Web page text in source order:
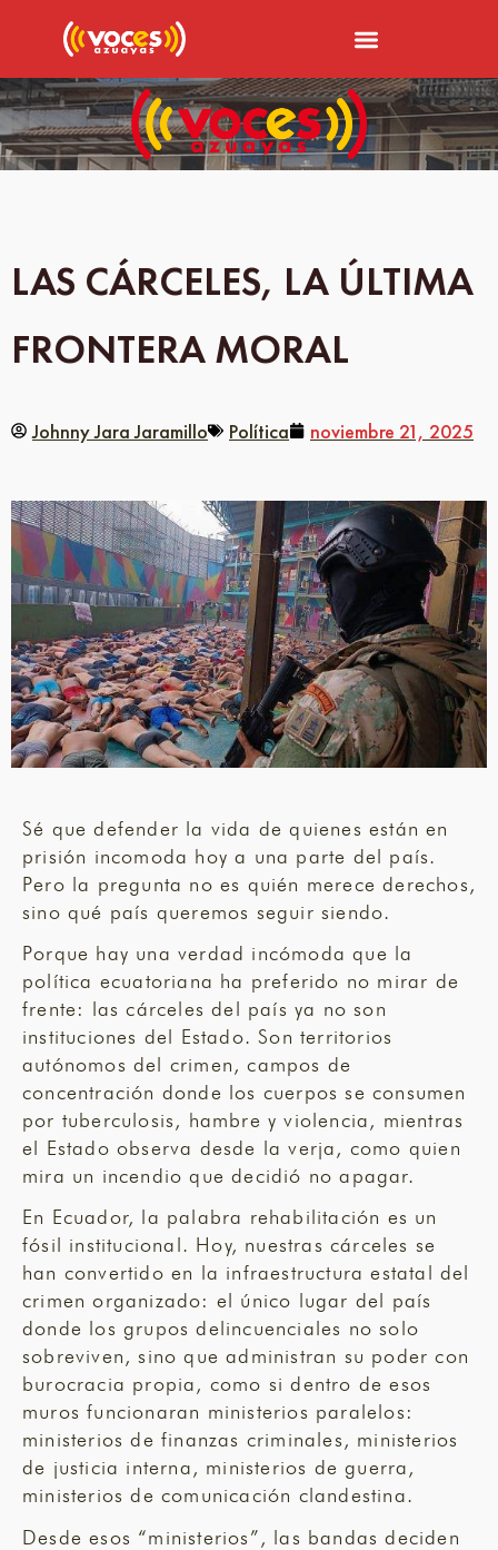
LAS CÁRCELES, LA ÚLTIMA
FRONTERA MORAL
Johnny Jara Jaramillo Política noviembre 21, 2025
Sé que defender la vida de quienes están en
prisión incomoda hoy a una parte del país.
Pero la pregunta no es quién merece derechos,
sino qué país queremos seguir siendo.
Porque hay una verdad incómoda que la
política ecuatoriana ha preferido no mirar de
frente: las cárceles del país ya no son
instituciones del Estado. Son territorios
autónomos del crimen, campos de
concentración donde los cuerpos se consumen
por tuberculosis, hambre y violencia, mientras
el Estado observa desde la verja, como quien
mira un incendio que decidió no apagar.
En Ecuador, la palabra rehabilitación es un
fósil institucional. Hoy, nuestras cárceles se
han convertido en la infraestructura estatal del
crimen organizado: el único lugar del país
donde los grupos delincuenciales no solo
sobreviven, sino que administran su poder con
burocracia propia, como si dentro de esos
muros funcionaran ministerios paralelos:
ministerios de finanzas criminales, ministerios
de justicia interna, ministerios de guerra,
ministerios de comunicación clandestina.
Desde esos “ministerios”, las bandas deciden